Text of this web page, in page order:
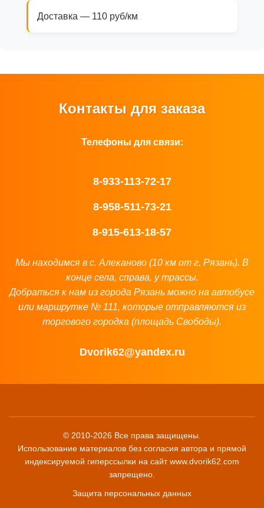
Доставка — 110 руб/км
Контакты для заказа
Телефоны для связи:
8-933-113-72-17
8-958-511-73-21
8-915-613-18-57
Мы находимся в с. Алеканово (10 км от г. Рязань). В
конце села, справа, у трассы.
Добраться к нам из города Рязань можно на автобусе
или маршрутке № 111, которые отправляются из
торгового городка (площадь Свободы).
Dvorik62@yandex.ru
© 2010-2026 Все права защищены.
Использование материалов без согласия автора и прямой
индексируемой гиперссылки на сайт www.dvorik62.com
запрещено.
Защита персональных данных